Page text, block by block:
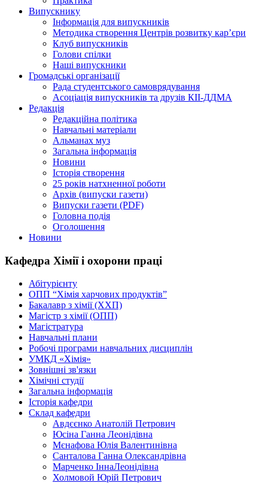
Випускнику
Інформація для випускників
Методика створення Центрів розвитку кар’єри
Клуб випускників
Голови спілки
Наші випускники
Громадські організації
Рада студентського самоврядування
Асоціація випускників та друзів КІІ-ДДМА
Редакція
Редакційна політика
Навчальні матеріали
Альманах муз
Загальна інформація
Новини
Історія створення
25 років натхненної роботи
Архів (випуски газети)
Випуски газети (PDF)
Головна подія
Оголошення
Новини
Кафедра Хімії і охорони праці
Абітурієнту
ОПП “Хімія харчових продуктів”
Бакалавр з хімії (ХХП)
Магістр з хімії (ОПП)
Магістратура
Навчальні плани
Робочі програми навчальних дисциплін
УМКД «Хімія»
Зовнішні зв'язки
Хімічні студії
Загальна інформація
Історія кафедри
Склад кафедри
Авдєєнко Анатолій Петрович
Юсіна Ганна Леонідівна
Мєнафова Юлія Валентинівна
Санталова Ганна Олександрівна
Марченко ІннаЛеонідівна
Холмовой Юрій Петрович